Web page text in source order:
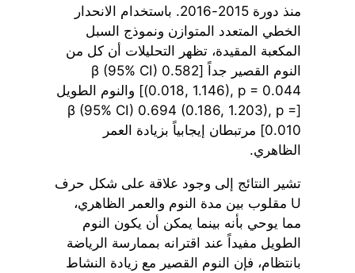
منذ دورة 2015-2016. باستخدام الانحدار
الخطي المتعدد المتوازن ونموذج السبل
المكعبة المقيدة، تظهر التحليلات أن كل من
النوم القصير جداً [β (95% CI) 0.582
(0.018, 1.146), p = 0.044] والنوم الطويل
[β (95% CI) 0.694 (0.186, 1.203), p =
0.010] مرتبطان إيجابياً بزيادة العمر
الظاهري.
تشير النتائج إلى وجود علاقة على شكل حرف
U مقلوب بين مدة النوم والعمر الظاهري،
مما يوحي بأنه بينما يمكن أن يكون النوم
الطويل مفيداً عند اقترانه بممارسة الرياضة
بانتظام، فإن النوم القصير مع زيادة النشاط